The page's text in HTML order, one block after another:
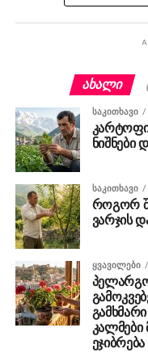
ᲐᲮᲐᲚᲘ
ᲡᲐᲙᲘᲗᲮᲐᲕᲘ
ნიშნები
ᲡᲐᲙᲘᲗᲮᲐᲕᲘ
როგორ
ვარჯის
ᲧᲕᲐᲕᲘᲚᲔᲑᲘ
ეჯიბრება